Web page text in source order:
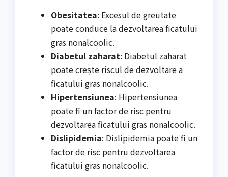
Obesitatea: Excesul de greutate
poate conduce la dezvoltarea ficatului
gras nonalcoolic.
Diabetul zaharat: Diabetul zaharat
poate crește riscul de dezvoltare a
ficatului gras nonalcoolic.
Hipertensiunea: Hipertensiunea
poate fi un factor de risc pentru
dezvoltarea ficatului gras nonalcoolic.
Dislipidemia: Dislipidemia poate fi un
factor de risc pentru dezvoltarea
ficatului gras nonalcoolic.